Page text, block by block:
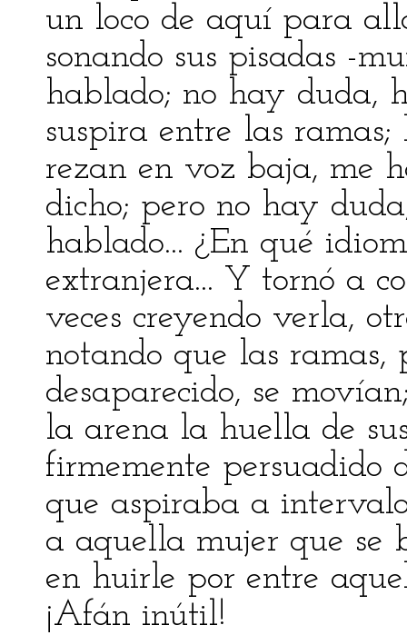
un loco de aquí para
sonando sus pisadas -
hablado; no hay duda,
suspira entre las
rezan en voz baja, me
dicho; pero no hay
hablado... ¿En qué
extranjera... Y tornó a
veces creyendo verla,
notando que las ramas,
desaparecido, se
la arena la huella de
firmemente persuadido
que aspiraba a
a aquella mujer que se
en huirle por entre
¡Afán inútil!